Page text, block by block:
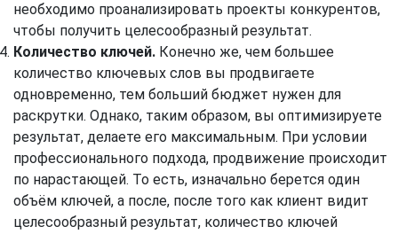
необходимо проанализировать проекты конкурентов,
чтобы получить целесообразный результат.
Количество ключей. Конечно же, чем большее
количество ключевых слов вы продвигаете
одновременно, тем больший бюджет нужен для
раскрутки. Однако, таким образом, вы оптимизируете
результат, делаете его максимальным. При условии
профессионального подхода, продвижение происходит
по нарастающей. То есть, изначально берется один
объём ключей, а после, после того как клиент видит
целесообразный результат, количество ключей